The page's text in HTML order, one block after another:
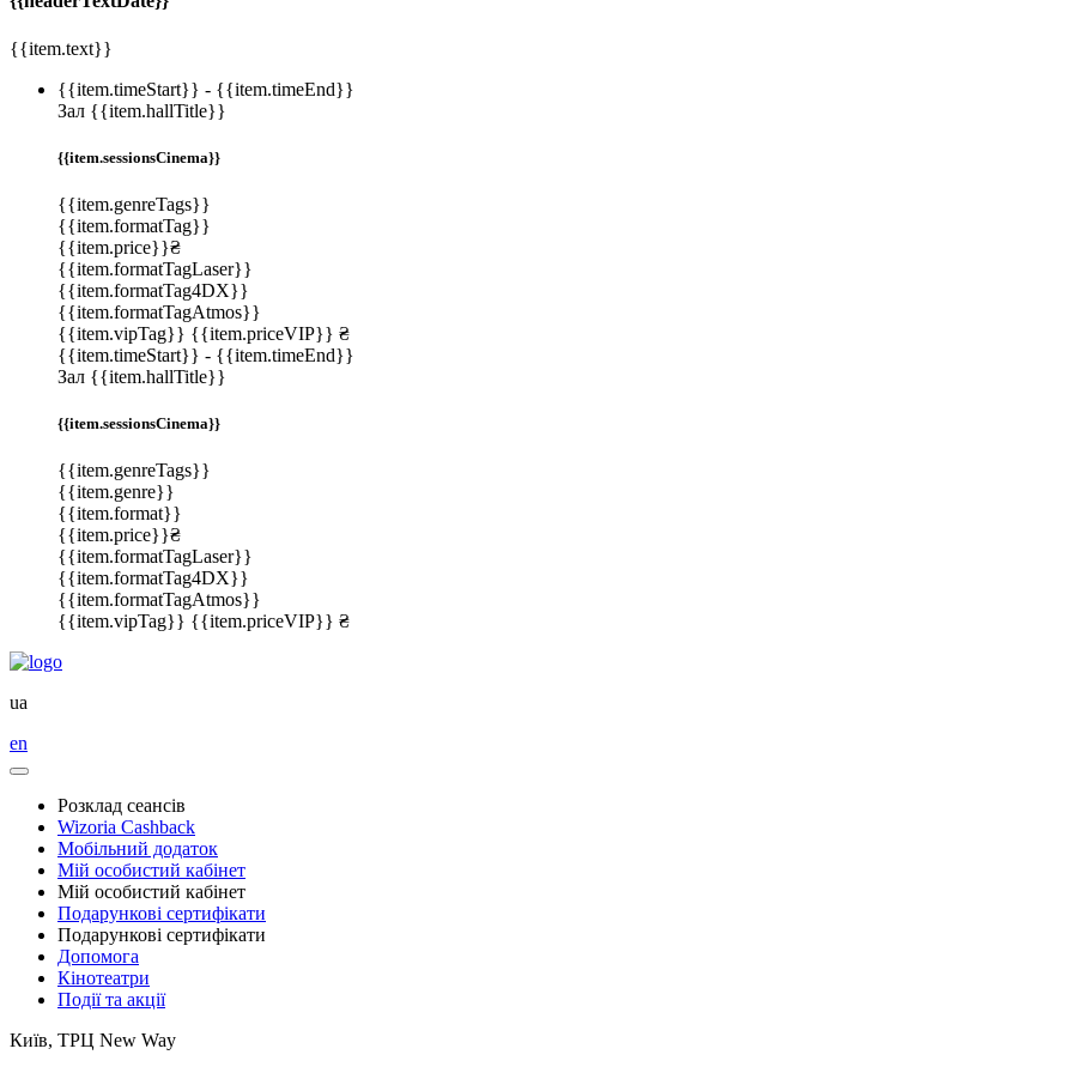
{{item.text}}
{{item.timeStart}} - {{item.timeEnd}}
Зал {{item.hallTitle}}
{{item.sessionsCinema}}
{{item.genreTags}}
{{item.formatTag}}
{{item.price}}₴
{{item.formatTagLaser}}
{{item.formatTag4DX}}
{{item.formatTagAtmos}}
{{item.vipTag}} {{item.priceVIP}} ₴
{{item.timeStart}} - {{item.timeEnd}}
Зал {{item.hallTitle}}
{{item.sessionsCinema}}
{{item.genreTags}}
{{item.genre}}
{{item.format}}
{{item.price}}₴
{{item.formatTagLaser}}
{{item.formatTag4DX}}
{{item.formatTagAtmos}}
{{item.vipTag}} {{item.priceVIP}} ₴
ua
en
Розклад сеансів
Wizoria Cashback
Мобільний додаток
Мій особистий кабінет
Мій особистий кабінет
Подарункові сертифікати
Подарункові сертифікати
Допомога
Кінотеатри
Події та акції
Київ, ТРЦ New Way